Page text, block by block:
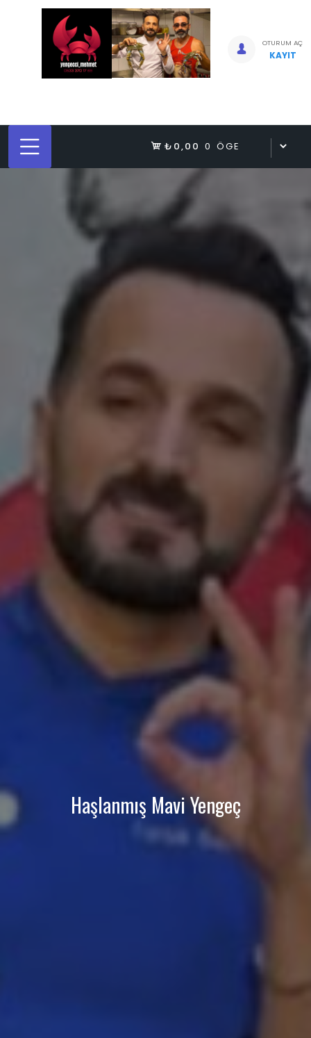
OTURUM AÇ
KAYIT
₺0,00 0 ÖGE
Haşlanmış Mavi Yengeç